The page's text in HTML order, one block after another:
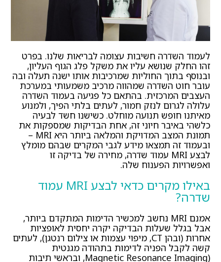
לעמוד השדרה חשיבות עצומה לבריאות שלנו. בפרט
זהו החלק שנושא עליו את משקל פלג הגוף העליון,
ובנוסף בתוך החוליות שמרכיבות אותו ישנה תעלה ובה
עובר חוט השדרה שמהווה מרכיב משמעותי במערכת
העצבים המרכזית. בהתאם כל פגיעה בעמוד השדרה
עלולה לגרום לנזק חמור, לעתים בלתי הפיך, ולמנוע
מאיתנו חופש תנועה מוחלט. כשישנו חשד לבעיה
כלשהי באיבר חיוני זה, אחת הבדיקות שמספקות את
תמונת המצב המדויקת והמלאה ביותר היא MRI –
ובעמוד זה תמצאו מידע לגבי המקרים שבהם מומלץ
לבצע MRI עמוד שדרה, מחירה של בדיקה זו
ואפשרויות הפענוח שלה.
באילו מקרים כדאי לבצע MRI עמוד
שדרה?
אמנם MRI נחשב למכשיר הדימות המתקדם ביותר,
אבל בגלל שעלות הבדיקה יקרה יחסית לאופציות
אחרות (ובהן CT, מיפוי עצמות או צילום רנטגן), לעתים
קשה לקבל הפניה לדימות בתהודה מגנטית
(Magnetic Resonance Imaging, ובראשי תיבות